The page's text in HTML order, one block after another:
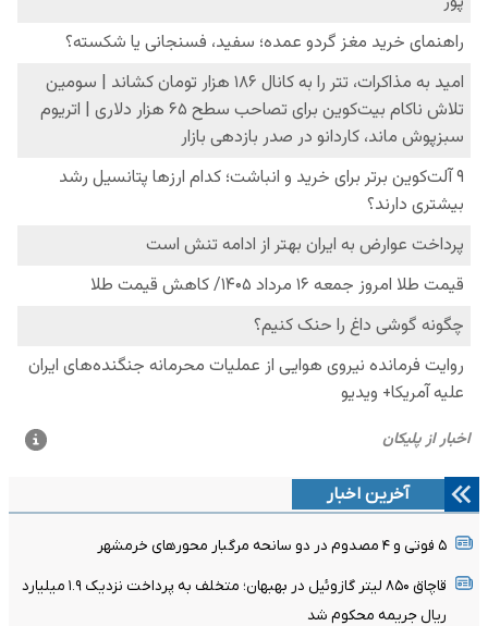
آخرین اخبار
۵ فوتی و ۴ مصدوم در دو سانحه مرگبار محورهای خرمشهر
قاچاق ۸۵۰ لیتر گازوئیل در بهبهان؛ متخلف به پرداخت نزدیک ۱.۹ میلیارد
ریال جریمه محکوم شد